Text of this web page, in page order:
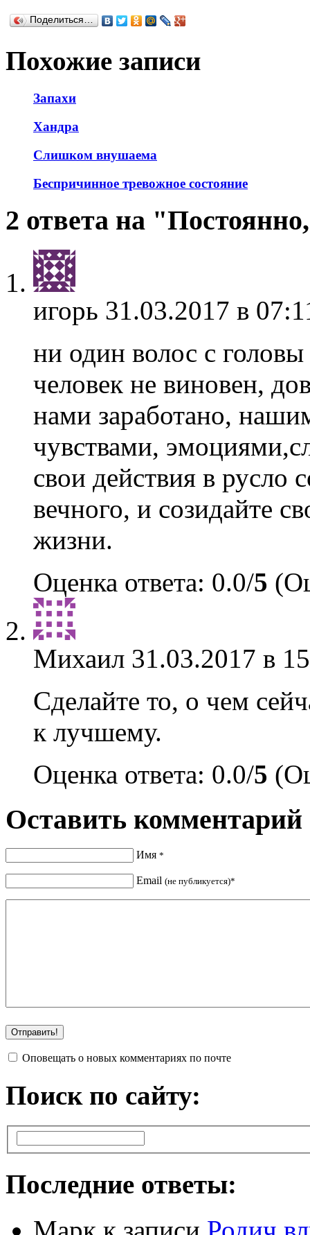
Поделиться…
Похожие записи
Запахи
Хандра
Слишком внушаема
Беспричинное тревожное состояние
2 ответа на
игорь 31.03.2017 в
ни один волос с головы
человек не виновен,
нами заработано,
чувствами,
свои действия в русло
вечного, и созидайте
жизни.
Оценка ответа: 0.0/5
Михаил 31.03.2017 в
Сделайте то, о чем
к лучшему.
Оценка ответа: 0.0/5
Оставить комментарий
Имя *
Email (не публикуется)*
Оповещать о новых комментариях по почте
Поиск по сайту:
Последние ответы: